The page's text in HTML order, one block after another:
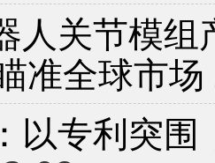
人关节模
准全球市场
以专利突